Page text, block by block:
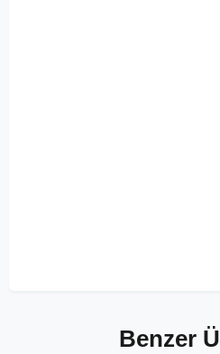
Benzer